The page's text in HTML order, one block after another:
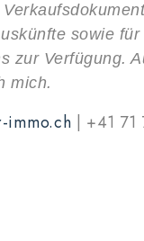
sowie
zur Verfügung.
mich.
immo.ch | +41 71